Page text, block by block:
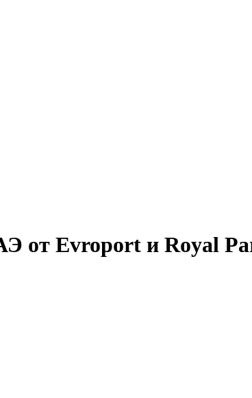
от Evroport и Royal